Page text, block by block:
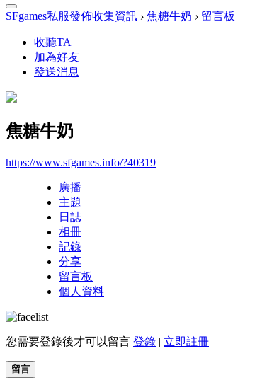
SFgames私服發佈收集資訊 › 焦糖牛奶 › 留言板
收聽TA
加為好友
發送消息
焦糖牛奶
https://www.sfgames.info/?40319
廣播
主題
日誌
相冊
記錄
分享
留言板
個人資料
您需要登錄後才可以留言 登錄 | 立即註冊
留言